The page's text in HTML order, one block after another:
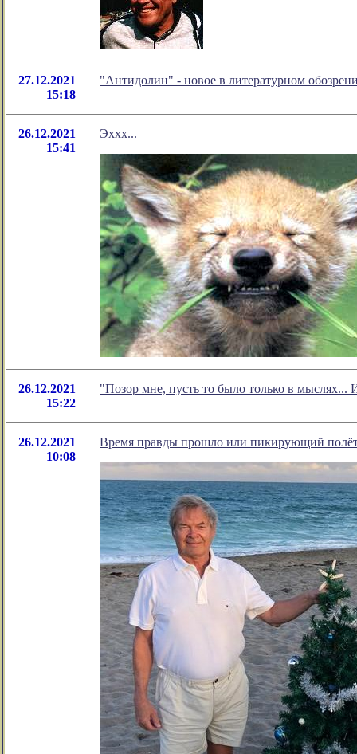
27.12.2021
15:18
"Антидолин" - новое в литературном
26.12.2021
15:41
Эххх...
26.12.2021
15:22
"Позор мне, пусть то было только в
26.12.2021
10:08
Время правды прошло или пикирующий полёт